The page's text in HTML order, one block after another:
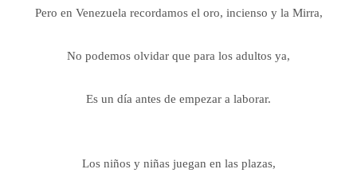
Pero en Venezuela recordamos el oro, incienso y la Mirra,
No podemos olvidar que para los adultos ya,
Es un día antes de empezar a laborar.
Los niños y niñas juegan en las plazas,